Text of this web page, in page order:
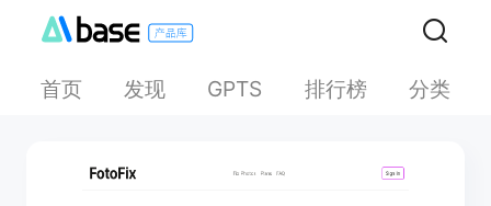
首页 发现 GPTS 排行榜 分类